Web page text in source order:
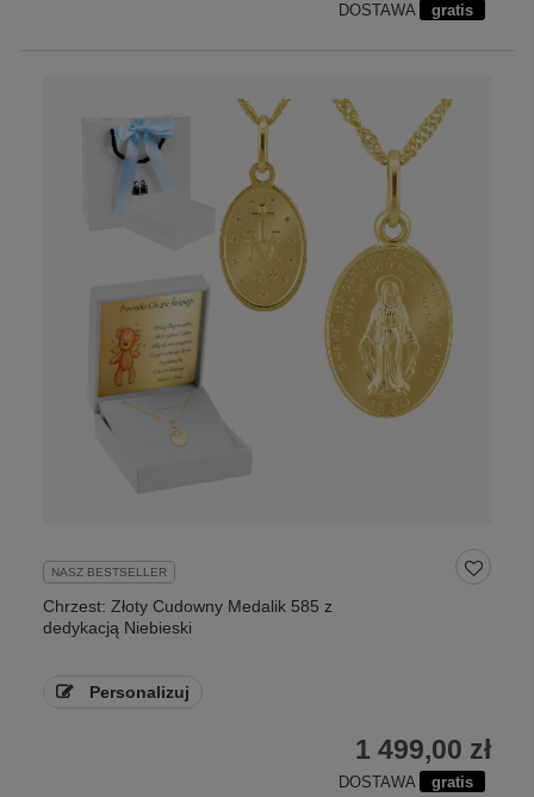
DOSTAWA gratis
NASZ BESTSELLER
Chrzest: Złoty Cudowny Medalik 585 z
dedykacją Niebieski
Personalizuj
1 499,00 zł
DOSTAWA gratis